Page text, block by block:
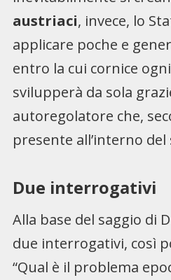
austriaci, invece, lo
applicare poche e
entro la cui cornice
svilupperà da sola
autoregolatore che,
presente all’interno
Due interrogativi
Alla base del saggio di
due interrogativi, così
“Qual è il problema